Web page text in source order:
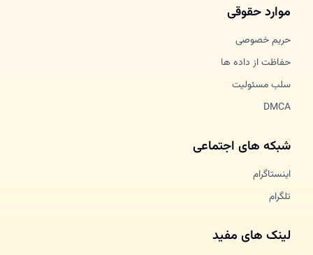
موارد حقوقی
حریم خصوصی
حفاظت از داده ها
سلب مسئولیت
DMCA
شبکه های اجتماعی
اینستاگرام
تلگرام
لینک های مفید